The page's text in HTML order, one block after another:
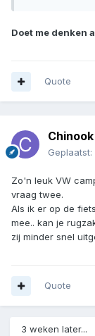
Doet me denken
Quote
Chinook
Geplaatst:
Zo'n leuk VW
vraag twee.
Als ik er op de
mee.. kan je
zij minder snel
Quote
3 weken later...